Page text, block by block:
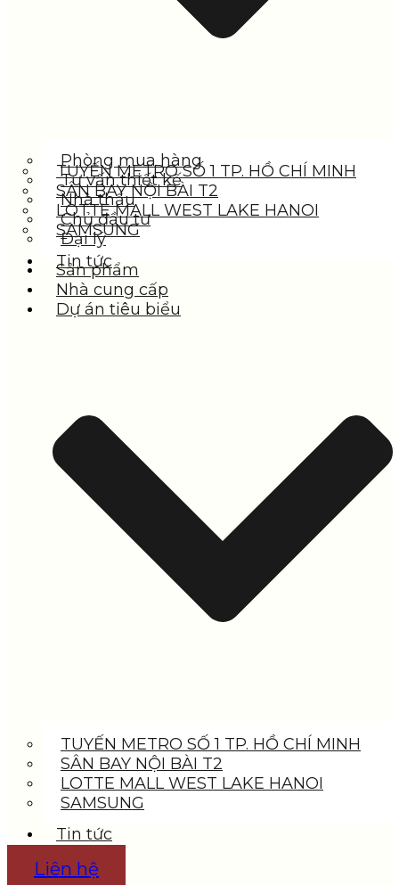
TUYẾN METRO SỐ 1 TP. HỒ CHÍ MINH
SÂN BAY NỘI BÀI T2
LOTTE MALL WEST LAKE HANOI
SAMSUNG
Tin tức
Phòng mua hàng
Tư vấn thiết kế
Nhà thầu
Chủ đầu tư
Đại lý
Sản phẩm
Nhà cung cấp
Dự án tiêu biểu
TUYẾN METRO SỐ 1 TP. HỒ CHÍ MINH
SÂN BAY NỘI BÀI T2
LOTTE MALL WEST LAKE HANOI
SAMSUNG
Tin tức
Liên hệ